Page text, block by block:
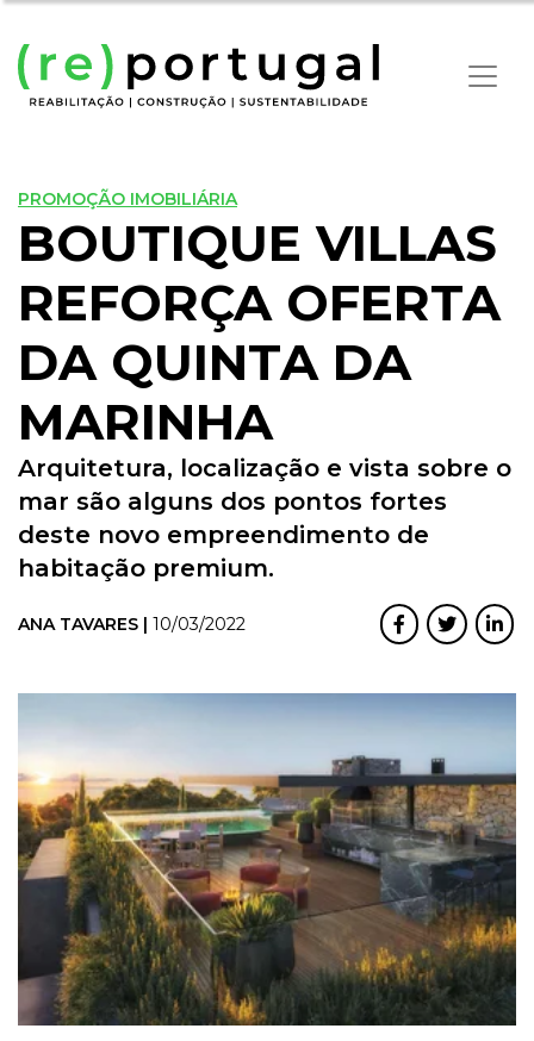
PROMOÇÃO IMOBILIÁRIA
BOUTIQUE VILLAS
REFORÇA OFERTA
DA QUINTA DA
MARINHA
Arquitetura, localização e vista sobre o
mar são alguns dos pontos fortes
deste novo empreendimento de
habitação premium.
ANA TAVARES | 10/03/2022